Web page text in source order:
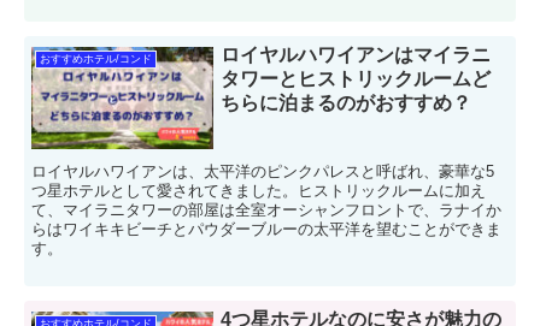
おすすめホテル/コンド
ロイヤルハワイアンはマイラニ
タワーとヒストリックルームど
ちらに泊まるのがおすすめ？
ロイヤルハワイアンは、太平洋のピンクパレスと呼ばれ、豪華な5
つ星ホテルとして愛されてきました。ヒストリックルームに加え
て、マイラニタワーの部屋は全室オーシャンフロントで、ラナイか
らはワイキキビーチとパウダーブルーの太平洋を望むことができま
す。
おすすめホテル/コンド
4つ星ホテルなのに安さが魅力の